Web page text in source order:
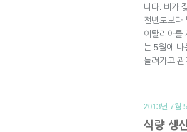
니다. 비가
전년도보다
이탈리아를
는 5월에 나
늘려가고 관
2013년 7월 5
식량 생